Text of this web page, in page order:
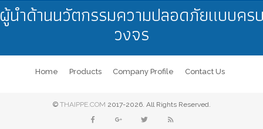
นำด้านนวัตกรรมความปลอดภัยแบบคร
วงจร
Home Products Company Profile Contact Us
© THAIPPE.COM 2017-2026. All Rights Reserved.